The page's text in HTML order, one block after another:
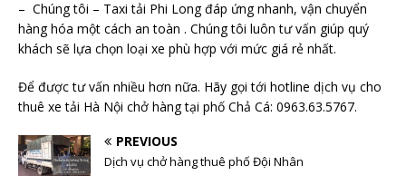
– Chúng tôi – Taxi tải Phi Long đáp ứng nhanh, vận chuyển
hàng hóa một cách an toàn . Chúng tôi luôn tư vấn giúp quý
khách sẽ lựa chọn loại xe phù hợp với mức giá rẻ nhất.
Để được tư vấn nhiều hơn nữa. Hãy gọi tới hotline dịch vụ cho
thuê xe tải Hà Nội chở hàng tại phố Chả Cá: 0963.63.5767.
PREVIOUS
Dịch vụ chở hàng thuê phố Đội Nhân